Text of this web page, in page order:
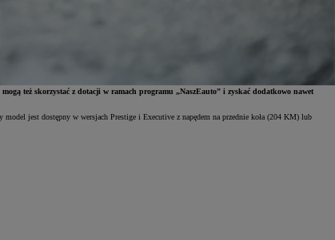
też skorzystać z dotacji w ramach programu „NaszEauto” i zyskać dodatkowo nawet
jest dostępny w wersjach Prestige i Executive z napędem na przednie koła (204 KM) lub